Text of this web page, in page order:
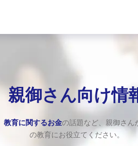
親御さん向け情
教育に関するお金の話題など、親御さん
の教育にお役立てください。